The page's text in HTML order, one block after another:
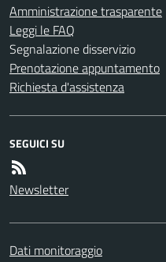
Amministrazione trasparente
Leggi le FAQ
Segnalazione disservizio
Prenotazione appuntamento
Richiesta d'assistenza
SEGUICI SU
Newsletter
Dati monitoraggio